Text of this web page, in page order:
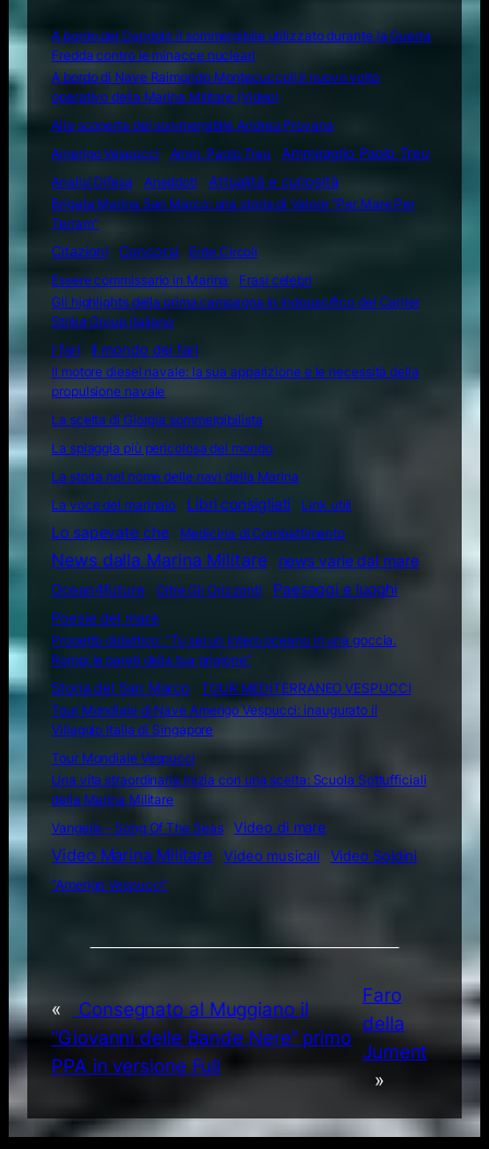
A bordo del Dandolo il sommergibile utilizzato durante la Guerra
Fredda contro le minacce nucleari
A bordo di Nave Raimondo Montecuccoli il nuovo volto
operativo della Marina Militare (Video)
Alla scoperta del sommergibile Andrea Provana
Amerigo Vespucci
Amm. Paolo Treu
Ammiraglio Paolo Treu
Analisi Difesa
Aneddoti Attualità e curiosità
Brigata Marina San Marco: una storia di Valore "Per Mare Per
Terram"
Citazioni
Concorsi
Ente Circoli
Essere commissario in Marina
Frasi celebri
Gli highlights della prima campagna in Indopacifico del Carrier
Strike Group italiano
I fari
Il mondo dei fari
Il motore diesel navale: la sua apparizione e le necessità della
propulsione navale
La scelta di Giorgia sommergibilista
La spiaggia più pericolosa del mondo
La storia nel nome delle navi della Marina
La voce del marinaio
Libri consigliati Link utili
Lo sapevate che Medicina di Combattimento
News dalla Marina Militare
news varie dal mare
Ocean4future
Oltre Gli Orizzonti
Paesaggi e luoghi
Poesie del mare
Progetto didattico: “Tu sei un intero oceano in una goccia.
Rompi le pareti della tua prigione”
Storia del San Marco
TOUR MEDITERRANEO VESPUCCI
Tour Mondiale di Nave Amerigo Vespucci: inaugurato il
Villaggio Italia di Singapore
Tour Mondiale Vespucci
Una vita straordinaria inizia con una scelta: Scuola Sottufficiali
della Marina Militare
Vangelis – Song Of The Seas
Video di mare
Video Marina Militare Video musicali
Video Soldini
“Amerigo Vespucci”
«
Consegnato al Muggiano il
“Giovanni delle Bande Nere” primo
PPA in versione Full
Faro
della
Jument
»